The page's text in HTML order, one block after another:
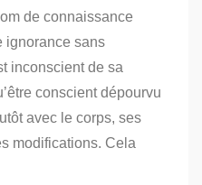
de connaissance
ignorance sans
inconscient de sa
conscient dépourvu
avec le corps, ses
modifications. Cela